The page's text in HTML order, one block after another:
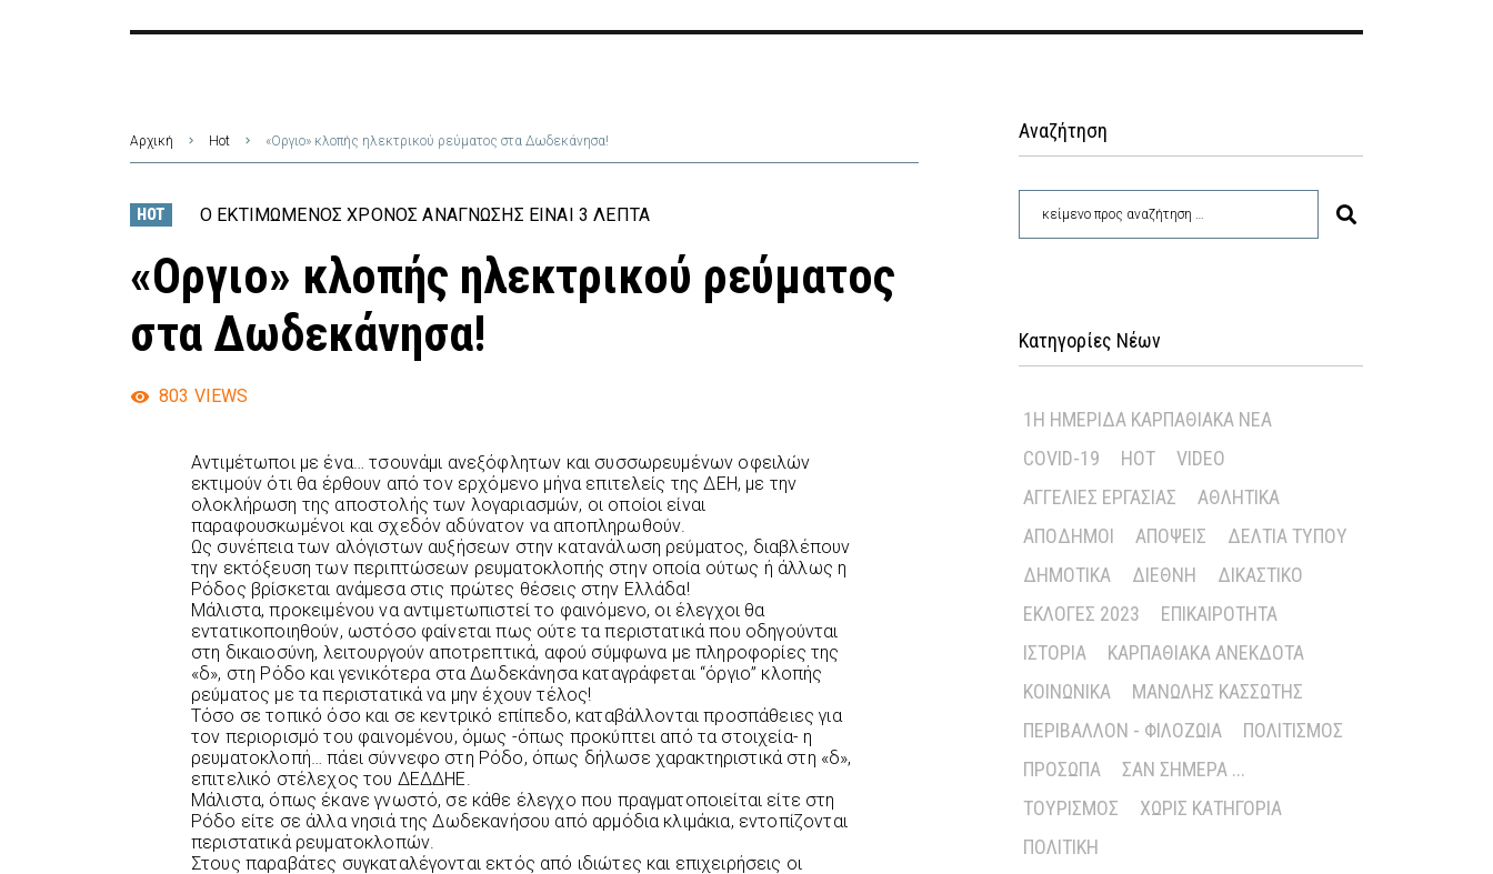
Αρχική Hot «Οργιο» κλοπής ηλεκτρικού ρεύματος στα Δωδεκάνησα!
HOT Ο ΕΚΤΙΜΏΜΕΝΟΣ ΧΡΌΝΟΣ ΑΝΆΓΝΩΣΗΣ ΕΊΝΑΙ 3 ΛΕΠΤΆ
«Οργιο» κλοπής ηλεκτρικού ρεύματος
στα Δωδεκάνησα!
803 VIEWS
Αντιμέτωποι με ένα… τσουνάμι ανεξόφλητων και συσσωρευμένων οφειλών
εκτιμούν ότι θα έρθουν από τον ερχόμενο μήνα επιτελείς της ΔΕΗ, με την
ολοκλήρωση της αποστολής των λογαριασμών, οι οποίοι είναι
παραφουσκωμένοι και σχεδόν αδύνατον να αποπληρωθούν.
Ως συνέπεια των αλόγιστων αυξήσεων στην κατανάλωση ρεύματος, διαβλέπουν
την εκτόξευση των περιπτώσεων ρευματοκλοπής στην οποία ούτως ή άλλως η
Ρόδος βρίσκεται ανάμεσα στις πρώτες θέσεις στην Ελλάδα!
Μάλιστα, προκειμένου να αντιμετωπιστεί το φαινόμενο, οι έλεγχοι θα
εντατικοποιηθούν, ωστόσο φαίνεται πως ούτε τα περιστατικά που οδηγούνται
στη δικαιοσύνη, λειτουργούν αποτρεπτικά, αφού σύμφωνα με πληροφορίες της
«δ», στη Ρόδο και γενικότερα στα Δωδεκάνησα καταγράφεται “όργιο” κλοπής
ρεύματος με τα περιστατικά να μην έχουν τέλος!
Τόσο σε τοπικό όσο και σε κεντρικό επίπεδο, καταβάλλονται προσπάθειες για
τον περιορισμό του φαινομένου, όμως -όπως προκύπτει από τα στοιχεία- η
ρευματοκλοπή… πάει σύννεφο στη Ρόδο, όπως δήλωσε χαρακτηριστικά στη «δ»,
επιτελικό στέλεχος του ΔΕΔΔΗΕ.
Μάλιστα, όπως έκανε γνωστό, σε κάθε έλεγχο που πραγματοποιείται είτε στη
Ρόδο είτε σε άλλα νησιά της Δωδεκανήσου από αρμόδια κλιμάκια, εντοπίζονται
περιστατικά ρευματοκλοπών.
Στους παραβάτες συγκαταλέγονται εκτός από ιδιώτες και επιχειρήσεις οι
Αναζήτηση
Κατηγορίες Νέων
1Η ΗΜΕΡΊΔΑ ΚΑΡΠΑΘΙΑΚΆ ΝΈΑ
COVID-19
HOT
VIDEO
ΑΓΓΕΛΊΕΣ ΕΡΓΑΣΊΑΣ
ΑΘΛΗΤΙΚΆ
ΑΠΌΔΗΜΟΙ
ΑΠΌΨΕΙΣ
ΔΕΛΤΊΑ ΤΎΠΟΥ
ΔΗΜΟΤΙΚΆ
ΔΙΕΘΝΉ
ΔΙΚΑΣΤΙΚΌ
ΕΚΛΟΓΈΣ 2023
ΕΠΙΚΑΙΡΌΤΗΤΑ
ΙΣΤΟΡΊΑ
ΚΑΡΠΑΘΙΑΚΆ ΑΝΈΚΔΟΤΑ
ΚΟΙΝΩΝΙΚΆ
ΜΑΝΏΛΗΣ ΚΑΣΣΏΤΗΣ
ΠΕΡΙΒΆΛΛΟΝ - ΦΙΛΟΖΩΊΑ
ΠΟΛΙΤΙΣΜΌΣ
ΠΡΌΣΩΠΑ
ΣΑΝ ΣΉΜΕΡΑ ...
ΤΟΥΡΙΣΜΌΣ
ΧΩΡΊΣ ΚΑΤΗΓΟΡΊΑ
ΠΟΛΙΤΙΚΉ